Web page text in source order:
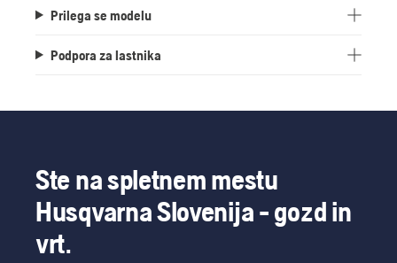
Prilega se modelu
Podpora za lastnika
Ste na spletnem mestu
Husqvarna Slovenija - gozd in
vrt.